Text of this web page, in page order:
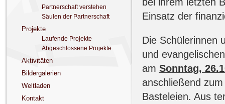
Partnerschaft verstehen
Säulen der Partnerschaft
Projekte
Laufende Projekte
Abgeschlossene Projekte
Aktivitäten
Bildergalerien
Weltladen
Kontakt
Einsatz der
Die Schülerinnen
und
am Sonntag,
anschließend
Basteleien. Aus